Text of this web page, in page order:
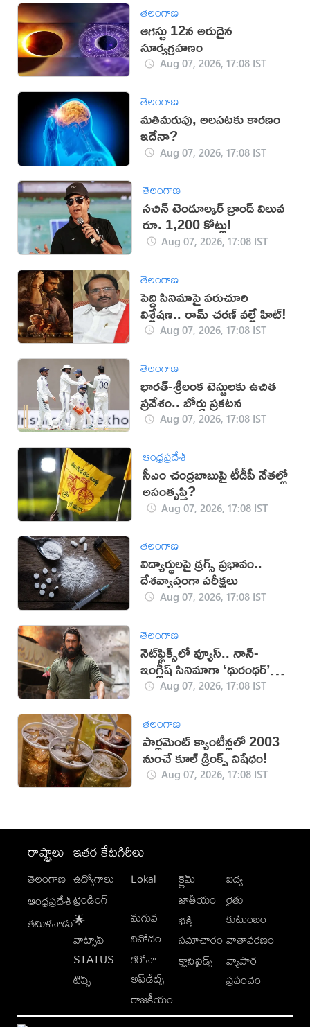
తెలంగాణ
ఆగస్టు 12న అరుదైన
సూర్యగ్రహణం
Aug 07, 2026, 17:08 IST
తెలంగాణ
మతిమరుపు, అలసటకు కారణం
ఇదేనా?
Aug 07, 2026, 17:08 IST
తెలంగాణ
సచిన్ టెండూల్కర్ బ్రాండ్ విలువ
రూ. 1,200 కోట్లు!
Aug 07, 2026, 17:08 IST
తెలంగాణ
పెద్ది సినిమాపై పరుచూరి
విశ్లేషణ.. రామ్ చరణ్ వల్లే హిట్!
Aug 07, 2026, 17:08 IST
తెలంగాణ
భారత్-శ్రీలంక టెస్టులకు ఉచిత
ప్రవేశం.. బోర్డు ప్రకటన
Aug 07, 2026, 17:08 IST
ఆంధ్రప్రదేశ్
సీఎం చంద్రబాబుపై టీడీపీ నేతల్లో
అసంతృప్తి?
Aug 07, 2026, 17:08 IST
తెలంగాణ
విద్యార్థులపై డ్రగ్స్ ప్రభావం..
దేశవ్యాప్తంగా పరీక్షలు
Aug 07, 2026, 17:08 IST
తెలంగాణ
నెట్‌ఫ్లిక్స్‌లో వ్యూస్.. నాన్-
ఇంగ్లీష్ సినిమాగా ‘ధురంధర్’
రికార్డుAug 07, 2026, 17:08 IST
తెలంగాణ
పార్లమెంట్ క్యాంటీన్లలో 2003
నుంచే కూల్ డ్రింక్స్ నిషేధం!
Aug 07, 2026, 17:08 IST
రాష్ట్రాలు
తెలంగాణ
ఆంధ్రప్రదేశ్
తమిళనాడు
ఇతర కేటగిరీలు
ఉద్యోగాలు
ట్రెండింగ్
🌟
వాట్సాప్
STATUS
టిప్స్
Lokal
-
మగువ
వినోదం
కరోనా
అప్‌డేట్స్
రాజకీయం
క్రైమ్
జాతీయం
భక్తి
సమాచారం
క్లాసిఫైడ్స్
విద్య
రైతు
కుటుంబం
వాతావరణం
వ్యాపార
ప్రపంచం